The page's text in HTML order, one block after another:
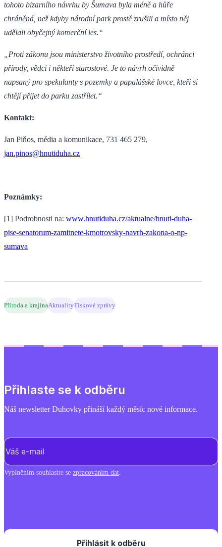
tohoto bizarního návrhu by Šumava byla méně a hůře
chráněná, než kdyby národní park prostě zrušili a místo něj
udělali obyčejný komerční les.“
„Proti zákonu jsou ministerstvo životního prostředí, ochránci
přírody, vědci i někteří starostové. Je to návrh očividně
napsaný pro spekulanty s pozemky a papalášské lovce, kteří si
chtějí přijet do parku zastřílet.“
Kontakt:
Jan Piňos, média a komunikace, 731 465 279,
jan.pinos@hnutiduha.cz
Poznámky:
[1] Podrobnosti na: www.hnutiduha.cz/aktualne/hnuti-duha-
pise-senatorum-zamitnete-kmotrovsky-navrh-zakona-o-np-
sumava
Příroda a krajinaAktualityTiskové zprávy
Přihlaste se k odběru
Náš newsletter Duhovky přináší každý měsíc nové informace.
E-mail
Vyplněním souhlasíte se zpracováním dat.